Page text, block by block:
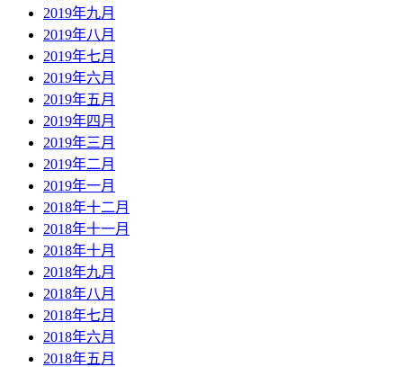
2019年九月
2019年八月
2019年七月
2019年六月
2019年五月
2019年四月
2019年三月
2019年二月
2019年一月
2018年十二月
2018年十一月
2018年十月
2018年九月
2018年八月
2018年七月
2018年六月
2018年五月